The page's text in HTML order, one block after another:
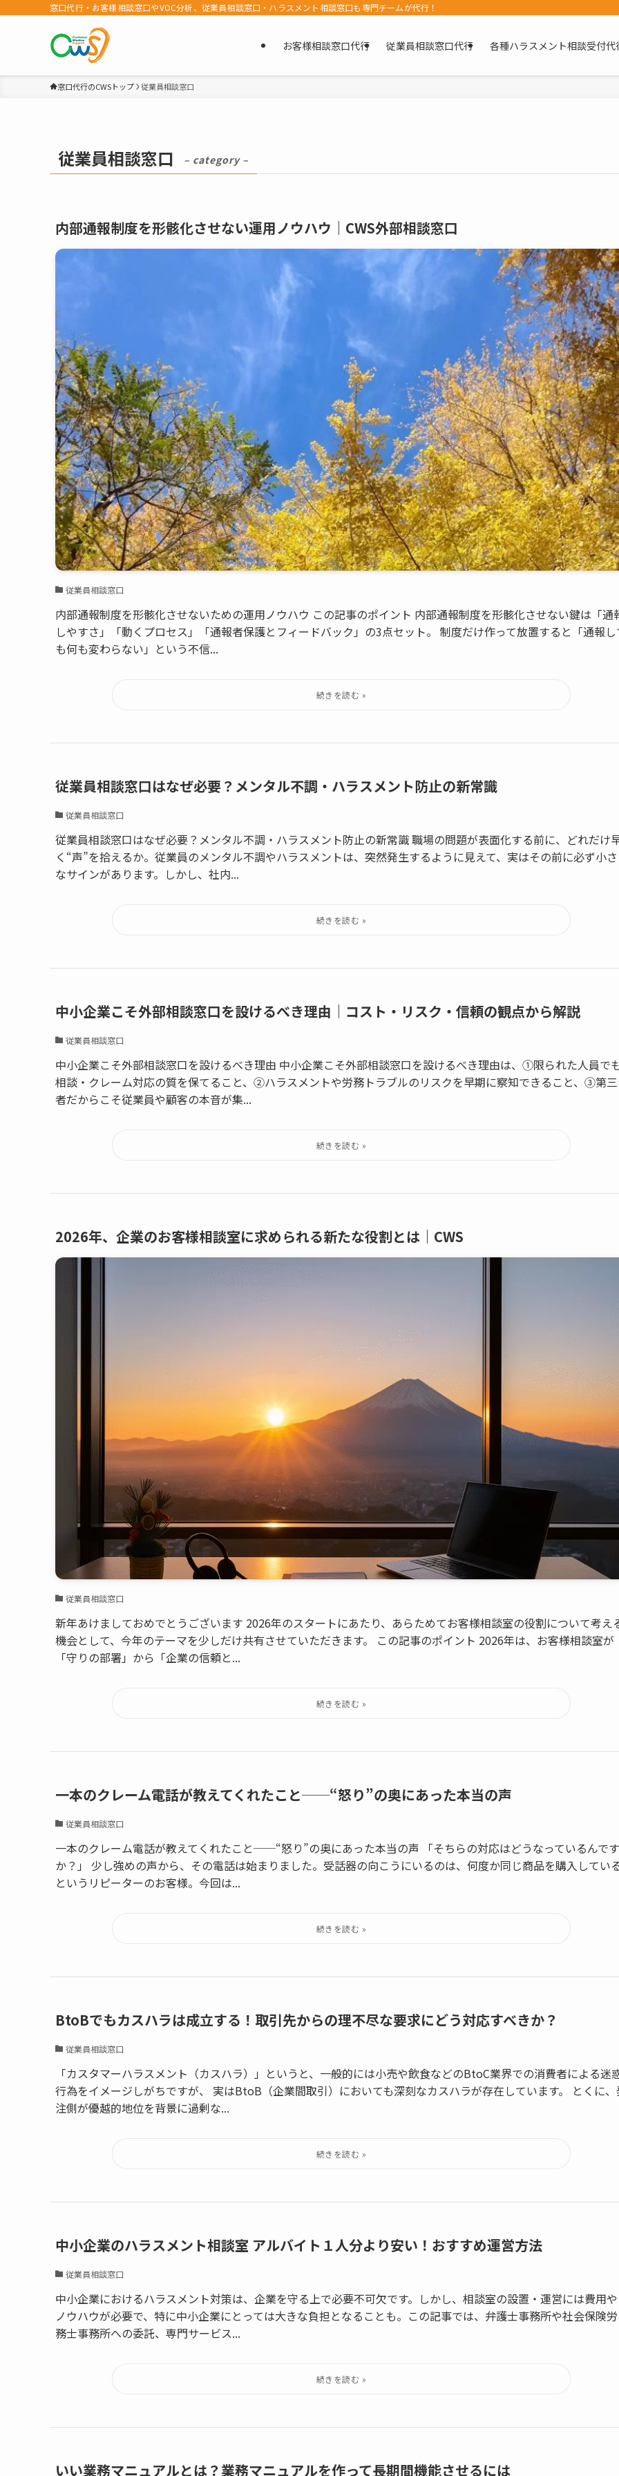
窓口代行・お客様相談窓口やVOC分析、従業員相談窓口・ハラスメント相談窓口も専門チームが代行！
お客様相談窓口代行 従業員相談窓口代行 各種ハラスメント相談受付代
窓口代行のCWSトップ 従業員相談窓口
従業員相談窓口 – category –
内部通報制度を形骸化させない運用ノウハウ｜CWS外部相談窓口
従業員相談窓口
内部通報制度を形骸化させないための運用ノウハウ この記事のポイント 内部通報制度を形骸化させない鍵は「通
しやすさ」「動くプロセス」「通報者保護とフィードバック」の3点セット。 制度だけ作って放置すると「通報
も何も変わらない」という不信...
従業員相談窓口はなぜ必要？メンタル不調・ハラスメント防止の新常識
従業員相談窓口
従業員相談窓口はなぜ必要？メンタル不調・ハラスメント防止の新常識 職場の問題が表面化する前に、どれだけ
く“声”を拾えるか。従業員のメンタル不調やハラスメントは、突然発生するように見えて、実はその前に必ず小さ
なサインがあります。しかし、社内...
中小企業こそ外部相談窓口を設けるべき理由｜コスト・リスク・信頼の観点から解説
従業員相談窓口
中小企業こそ外部相談窓口を設けるべき理由 中小企業こそ外部相談窓口を設けるべき理由は、①限られた人員で
相談・クレーム対応の質を保てること、②ハラスメントや労務トラブルのリスクを早期に察知できること、③第三
者だからこそ従業員や顧客の本音が集...
2026年、企業のお客様相談室に求められる新たな役割とは｜CWS
従業員相談窓口
新年あけましておめでとうございます 2026年のスタートにあたり、あらためてお客様相談室の役割について考え
機会として、今年のテーマを少しだけ共有させていただきます。 この記事のポイント 2026年は、お客様相談室が
「守りの部署」から「企業の信頼と...
一本のクレーム電話が教えてくれたこと──“怒り”の奥にあった本当の声
従業員相談窓口
一本のクレーム電話が教えてくれたこと──“怒り”の奥にあった本当の声 「そちらの対応はどうなっているんです
か？」 少し強めの声から、その電話は始まりました。受話器の向こうにいるのは、何度か同じ商品を購入してい
というリピーターのお客様。今回は...
BtoBでもカスハラは成立する！取引先からの理不尽な要求にどう対応すべきか？
従業員相談窓口
「カスタマーハラスメント（カスハラ）」というと、一般的には小売や飲食などのBtoC業界での消費者による迷
行為をイメージしがちですが、 実はBtoB（企業間取引）においても深刻なカスハラが存在しています。 とくに
注側が優越的地位を背景に過剰な...
中小企業のハラスメント相談室 アルバイト１人分より安い！おすすめ運営方法
従業員相談窓口
中小企業におけるハラスメント対策は、企業を守る上で必要不可欠です。しかし、相談室の設置・運営には費用や
ノウハウが必要で、特に中小企業にとっては大きな負担となることも。この記事では、弁護士事務所や社会保険労
務士事務所への委託、専門サービス...
いい業務マニュアルとは？業務マニュアルを作って長期間機能させるには